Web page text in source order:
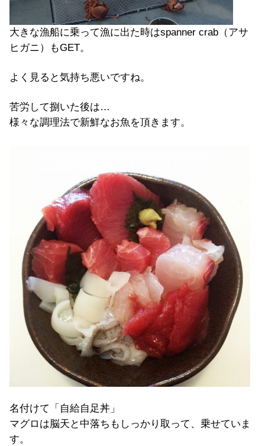
大きな漁船に乗って漁に出た時はspanner crab（アサ
ヒガニ）もGET。
よく見ると気持ち悪いですね。
苦労して捌いた後は…
様々な調理法で新鮮なお魚を頂きます。
名付けて「自給自足丼」
マグロは脳天と中落ちもしっかり取って、乗せていま
す。